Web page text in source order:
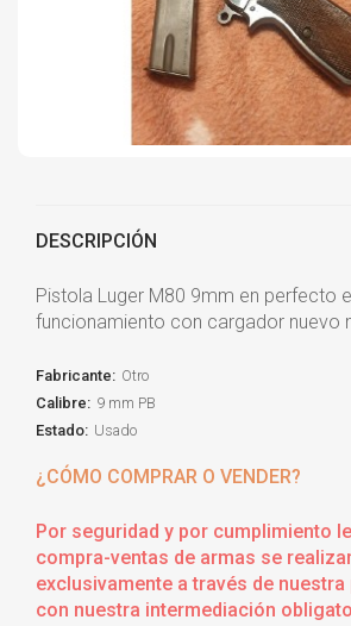
DESCRIPCIÓN
Pistola Luger M80 9mm en perfecto
funcionamiento con cargador nuevo
Fabricante: Otro
Calibre: 9 mm PB
Estado: Usado
¿CÓMO COMPRAR O VENDER?
Por seguridad y por cumplimiento
compra-ventas de armas se
exclusivamente a través de
con nuestra intermediación